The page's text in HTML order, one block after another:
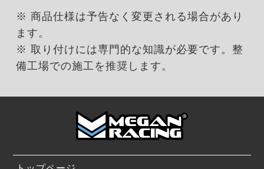
※ 商品仕様は予告なく変更される場合があり
ます。
※ 取り付けには専門的な知識が必要です。整
備工場での施工を推奨します。